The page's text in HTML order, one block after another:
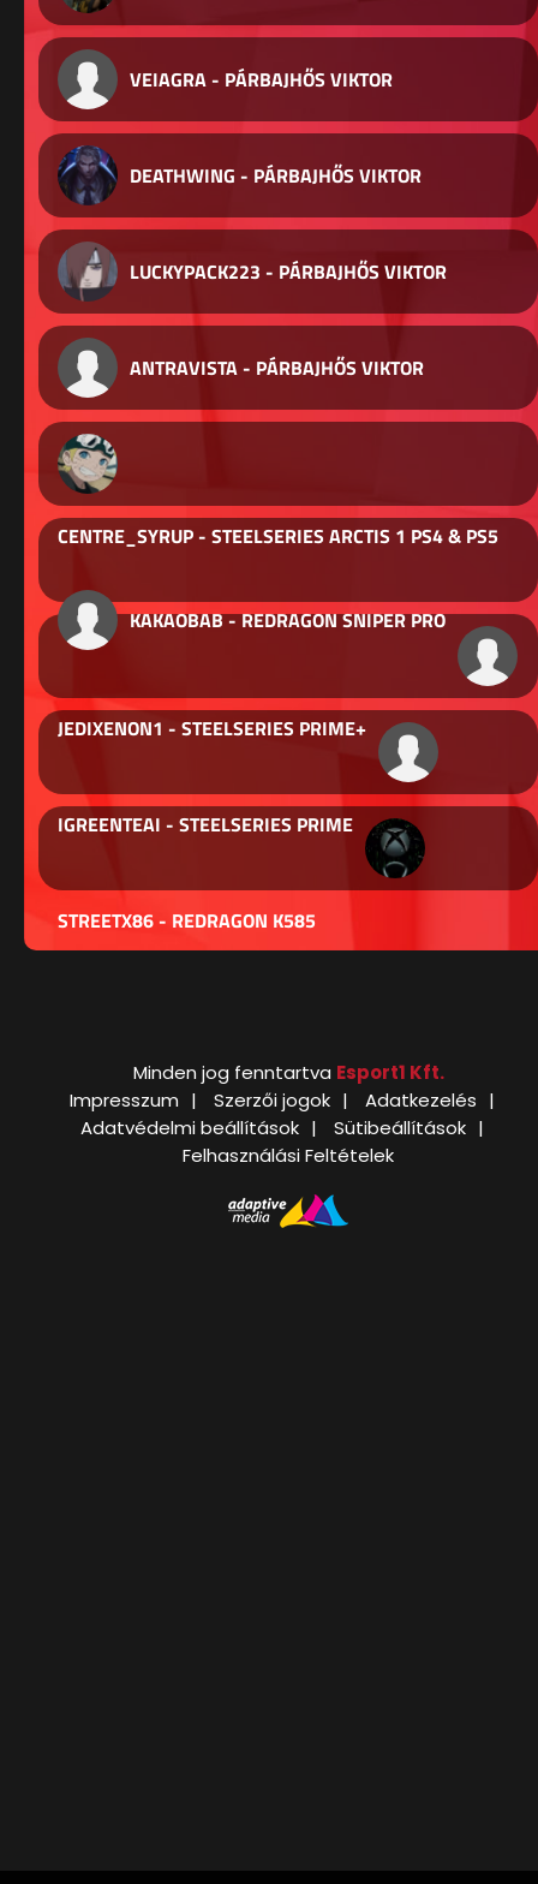
VEIAGRA - PÁRBAJHŐS VIKTOR
DEATHWING - PÁRBAJHŐS VIKTOR
LUCKYPACK223 - PÁRBAJHŐS VIKTOR
ANTRAVISTA - PÁRBAJHŐS VIKTOR
CENTRE_SYRUP - STEELSERIES ARCTIS 1 PS4 & PS5
KAKAOBAB - REDRAGON SNIPER PRO
JEDIXENON1 - STEELSERIES PRIME+
IGREENTEAI - STEELSERIES PRIME
STREETX86 - REDRAGON K585
Minden jog fenntartva Esport1 Kft.
Impresszum
Szerzői jogok
Adatkezelés
Adatvédelmi beállítások
Sütibeállítások
Felhasználási Feltételek